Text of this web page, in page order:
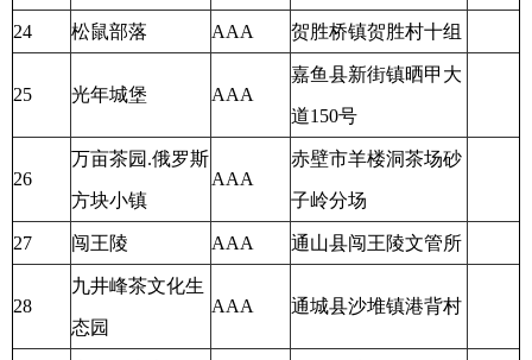
24 松鼠部落 AAA 贺胜桥镇贺胜村十组
25 光年城堡 AAA
嘉鱼县新街镇晒甲大
道150号
26
万亩茶园.俄罗斯
方块小镇
AAA
赤壁市羊楼洞茶场砂
子岭分场
27 闯王陵 AAA 通山县闯王陵文管所
28
九井峰茶文化生
态园
AAA 通城县沙堆镇港背村